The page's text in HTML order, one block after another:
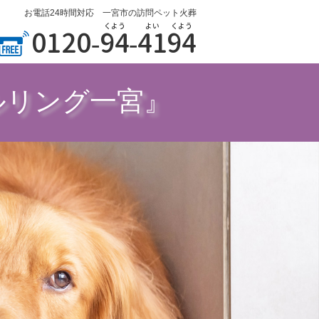
お電話24時間対応 一宮市の訪問ペット火葬
0120-94
くよう -41
よい 94
くよう
ング一宮』